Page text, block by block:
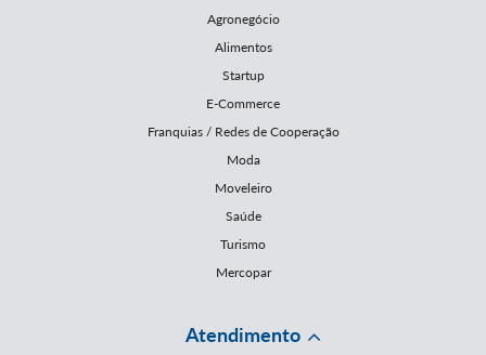
Agronegócio
Alimentos
Startup
E-Commerce
Franquias / Redes de Cooperação
Moda
Moveleiro
Saúde
Turismo
Mercopar
Atendimento